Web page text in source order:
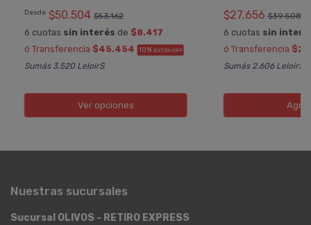
Desde $50.504 $53.162
6 cuotas sin interés de $8.417
ó Transferencia $45.454 10% EXTRA OFF
Sumás 3.520 Leloir$
Ver opciones
$27.656 $39.508
6 cuotas sin
ó Transferencia
Sumás 2.606 Leloir$
Nuestras sucursales
Sucursal OLIVOS - RETIRO EXPRESS